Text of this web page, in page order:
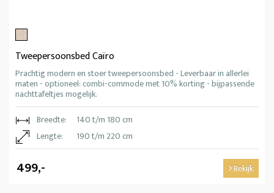
Tweepersoonsbed Caïro
Prachtig modern en stoer tweepersoonsbed - Leverbaar in allerlei
maten - optioneel: combi-commode met 10% korting - bijpassende
nachttafeltjes mogelijk.
Breedte:
140 t/m 180 cm
Lengte:
190 t/m 220 cm
499,- Bekijk